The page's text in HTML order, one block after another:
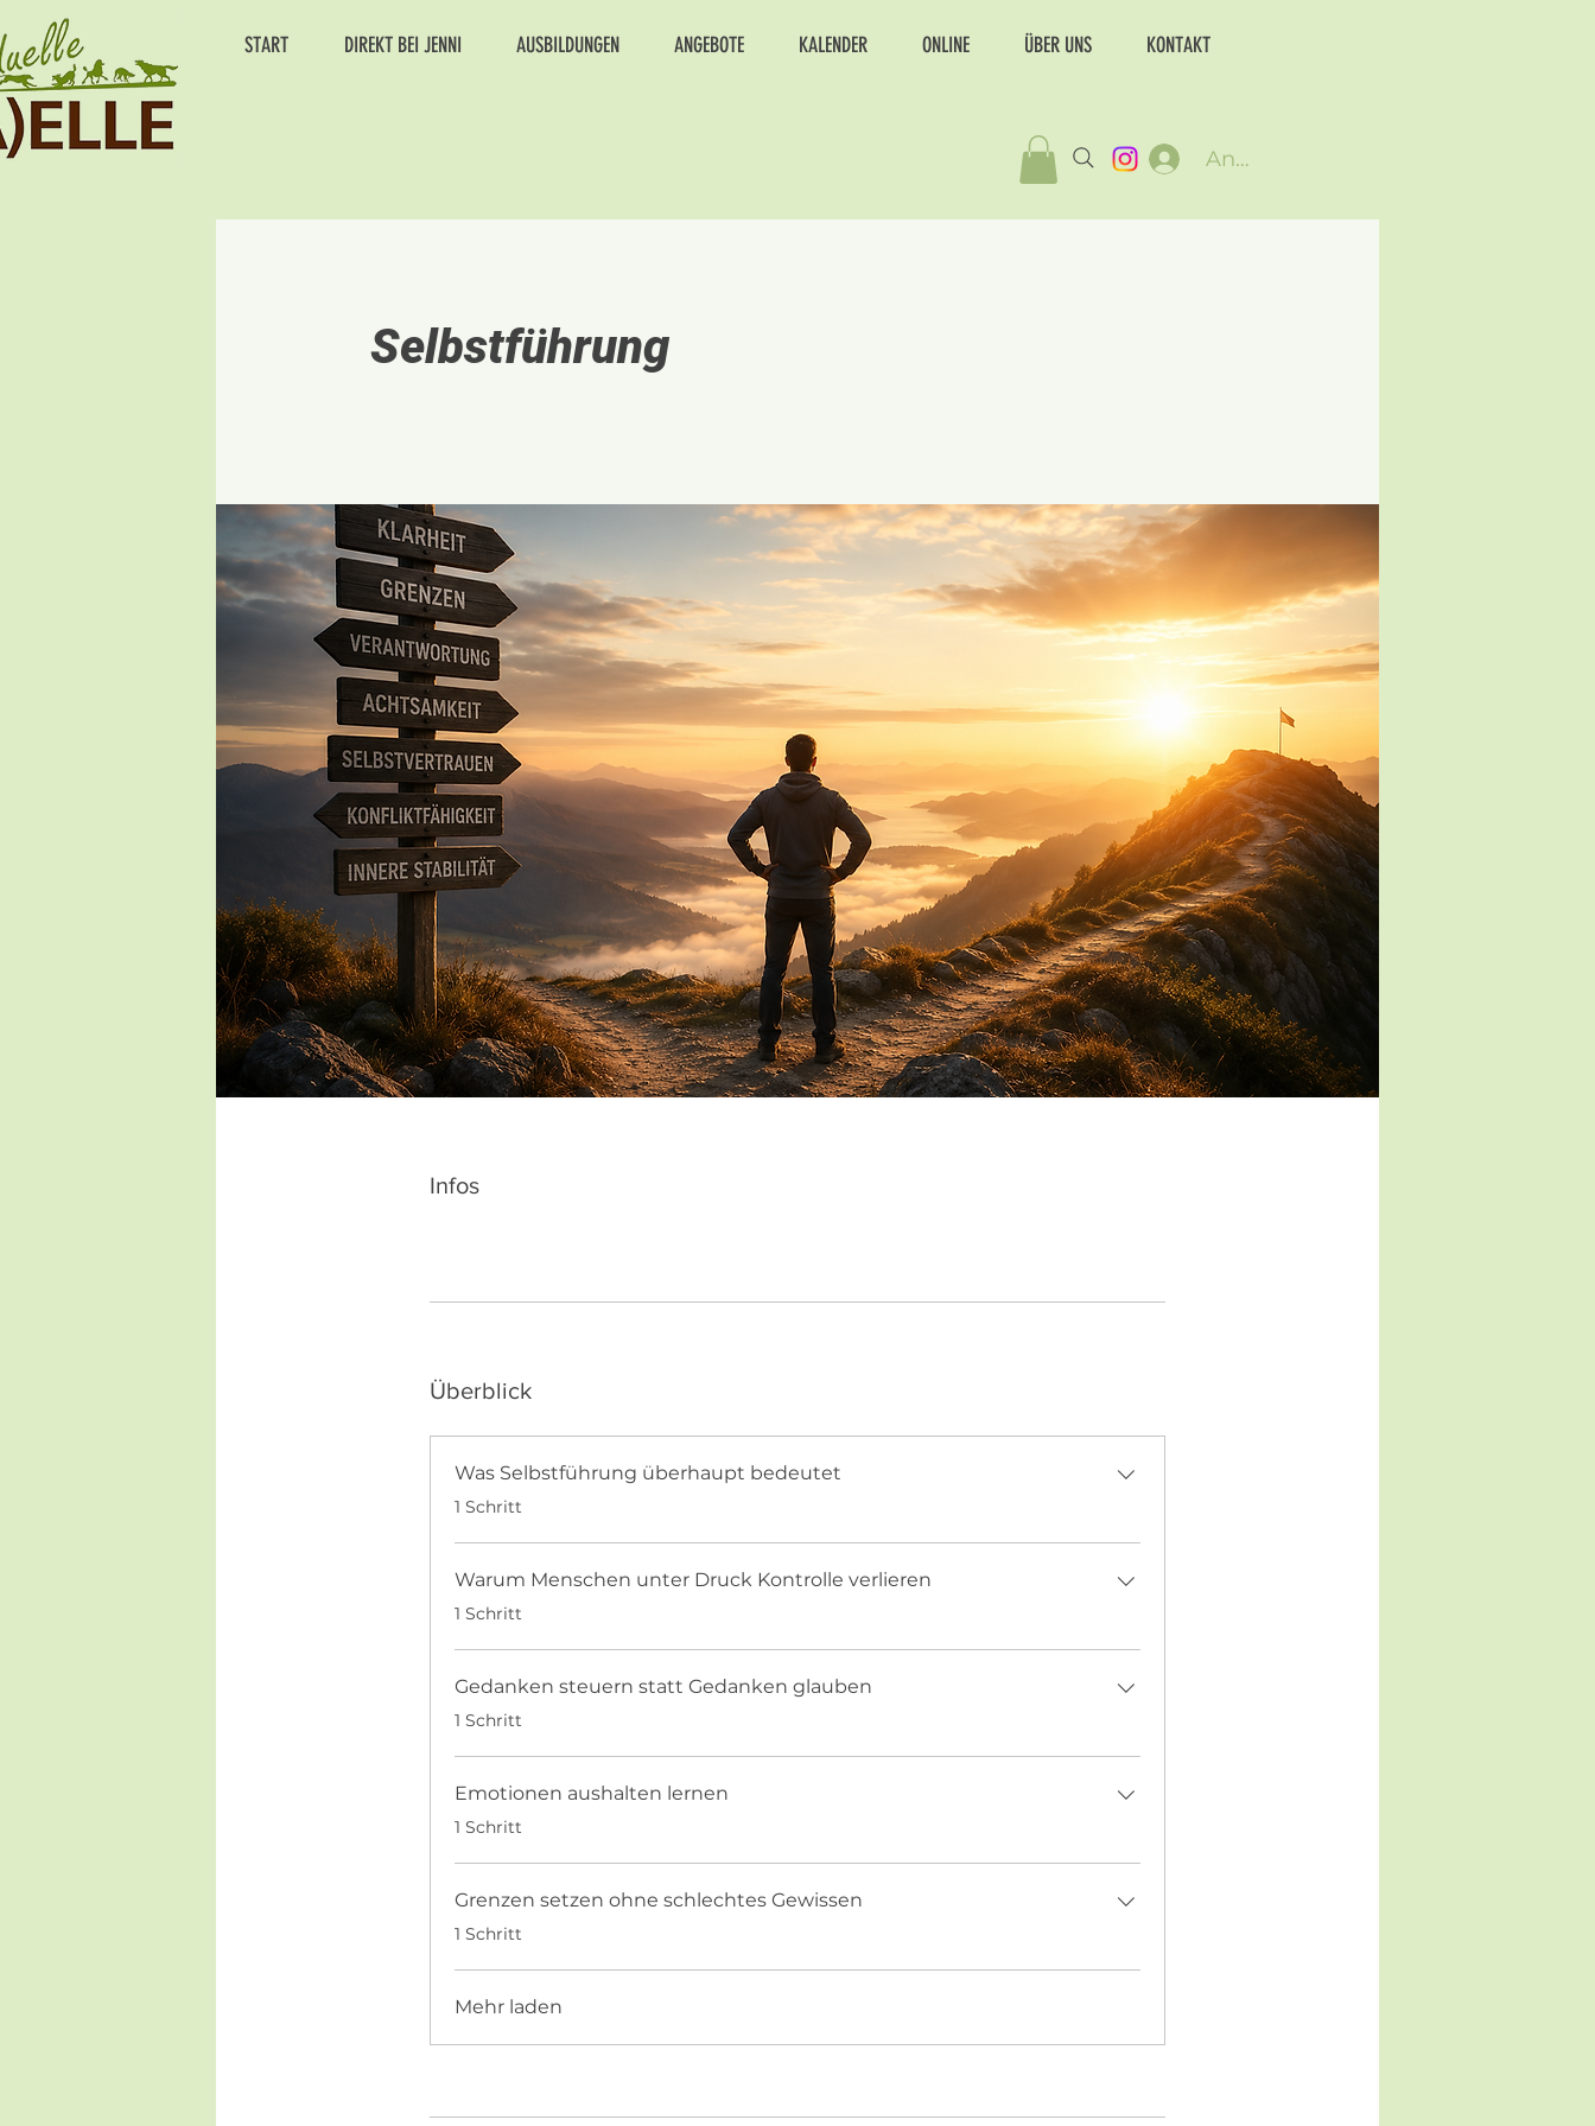
START DIREKT BEI JENNI AUSBILDUNGEN ANGEBOTE KALENDER ONLINE ÜBER UNS KONTAKT
Anmelden
Selbstführung
Infos
Überblick
Was Selbstführung überhaupt bedeutet
.1 Schritt
Warum Menschen unter Druck Kontrolle verlieren
.1 Schritt
Gedanken steuern statt Gedanken glauben
.1 Schritt
Emotionen aushalten lernen
.1 Schritt
Grenzen setzen ohne schlechtes Gewissen
.1 Schritt
Mehr laden